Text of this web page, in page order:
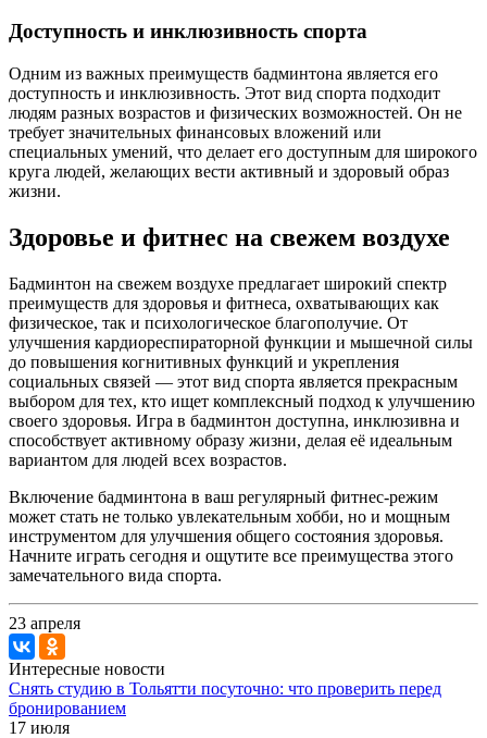
Доступность и инклюзивность спорта
Одним из важных преимуществ бадминтона является его
доступность и инклюзивность. Этот вид спорта подходит
людям разных возрастов и физических возможностей. Он не
требует значительных финансовых вложений или
специальных умений, что делает его доступным для широкого
круга людей, желающих вести активный и здоровый образ
жизни.
Здоровье и фитнес на свежем воздухе
Бадминтон на свежем воздухе предлагает широкий спектр
преимуществ для здоровья и фитнеса, охватывающих как
физическое, так и психологическое благополучие. От
улучшения кардиореспираторной функции и мышечной силы
до повышения когнитивных функций и укрепления
социальных связей — этот вид спорта является прекрасным
выбором для тех, кто ищет комплексный подход к улучшению
своего здоровья. Игра в бадминтон доступна, инклюзивна и
способствует активному образу жизни, делая её идеальным
вариантом для людей всех возрастов.
Включение бадминтона в ваш регулярный фитнес-режим
может стать не только увлекательным хобби, но и мощным
инструментом для улучшения общего состояния здоровья.
Начните играть сегодня и ощутите все преимущества этого
замечательного вида спорта.
23 апреля
Интересные новости
Снять студию в Тольятти посуточно: что проверить перед
бронированием
17 июля